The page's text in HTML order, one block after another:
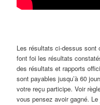
Les résultats ci-dessus sont
font foi les résultats
des résultats et rapports
sont payables jusqu’à 60
votre reçu participe. Voir
vous pensez avoir gagné.